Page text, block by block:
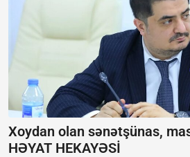
Xoydan olan sənətşünas,
HƏYAT HEKAYƏSİ